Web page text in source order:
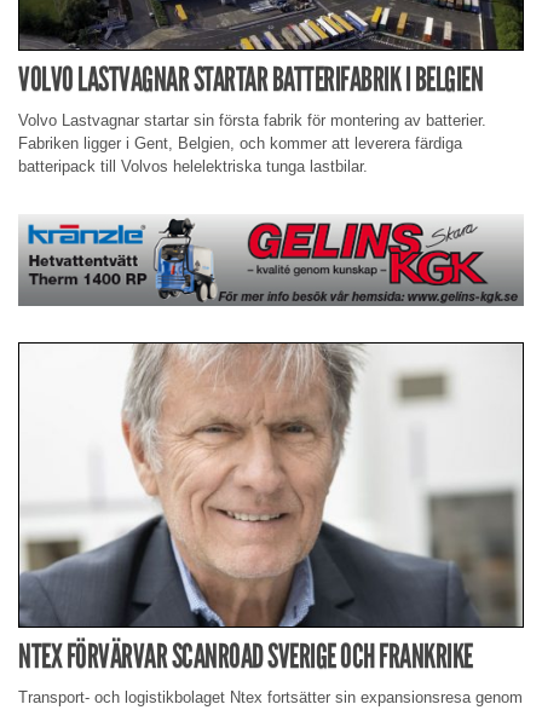
VOLVO LASTVAGNAR STARTAR BATTERIFABRIK I BELGIEN
Volvo Lastvagnar startar sin första fabrik för montering av batterier.
Fabriken ligger i Gent, Belgien, och kommer att leverera färdiga
batteripack till Volvos helelektriska tunga lastbilar.
NTEX FÖRVÄRVAR SCANROAD SVERIGE OCH FRANKRIKE
Transport- och logistikbolaget Ntex fortsätter sin expansionsresa genom